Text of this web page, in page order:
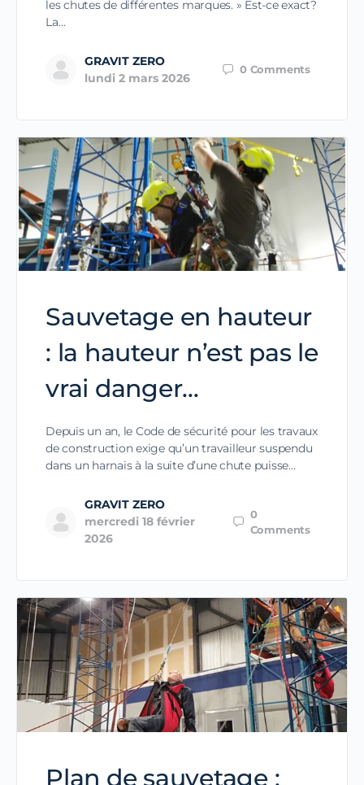
les chutes de différentes marques. » Est-ce exact?
La…
GRAVIT ZERO
lundi 2 mars 2026
0 Comments
Sauvetage en hauteur
: la hauteur n’est pas le
vrai danger…
Depuis un an, le Code de sécurité pour les travaux
de construction exige qu’un travailleur suspendu
dans un harnais à la suite d’une chute puisse…
GRAVIT ZERO
mercredi 18 février
2026
0
Comments
Plan de sauvetage :